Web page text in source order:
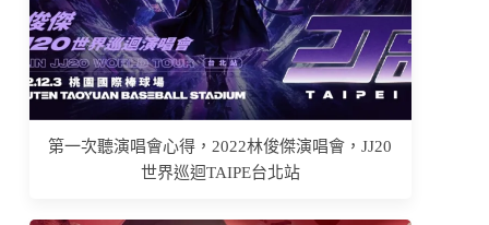
第一次聽演唱會心得，2022林俊傑演唱會，JJ20
世界巡迴TAIPE台北站